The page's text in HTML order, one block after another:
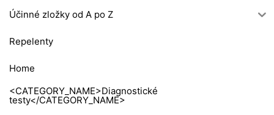
Účinné zložky od A po Z
Repelenty
Home
<CATEGORY_NAME>Diagnostické
testy</CATEGORY_NAME>